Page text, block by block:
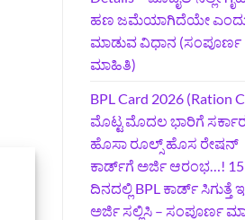
ಹಣ ಜಮೆಯಾಗಿದೆಯೇ
ಮಾಡುವ ವಿಧಾನ (ಸಂಪೂರ್ಣ
ಮಾಹಿತಿ)
BPL Card 2026 (Ration
ಮೊಟ್ಟ ಮೊದಲ ಭಾರಿಗೆ
ಹೊಸಾ ರೂಲ್ಸ್ ಹೊಸ ರೇಷನ್
ಕಾರ್ಡ್‌ಗೆ ಅರ್ಜಿ ಆರಂಭ…! 15
ದಿನದಲ್ಲಿ BPL ಕಾರ್ಡ್ ಸಿಗುತ್ತೆ
ಅರ್ಜಿ ಸಲ್ಲಿಸಿ – ಸಂಪೂರ್ಣ